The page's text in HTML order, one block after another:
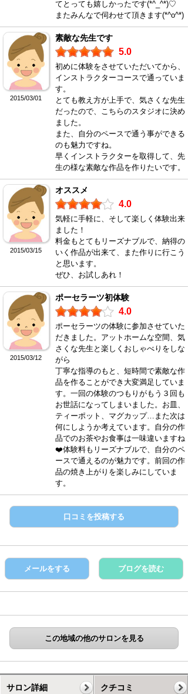
てとっても嬉しかったです(*^_^*)♡
またみんなで伺わせて頂きます(*^o^*)
2015/03/01
素敵な先生です
5.0
初めに体験をさせていただいてから、
インストラクターコースで通っていま
す。
とても教え方が上手で、気さくな先生
だったので、こちらのスタジオに決め
ました。
また、自分のペースで通う事ができる
のも魅力ですね。
早くインストラクターを取得して、先
生の様な素敵な作品を作りたいです。
2015/03/15
オススメ
4.0
気軽に手軽に、そして楽しく体験出来
ました！
料金もとてもリーズナブルで、納得の
いく作品が出来て、また作りに行こう
と思います。
ぜひ、お試しあれ！
2015/03/12
ポーセラーツ初体験
4.0
ポーセラーツの体験に参加させていた
だきました。アットホームな空間、気
さくな先生と楽しくおしゃべりをしな
がら
丁寧な指導のもと、短時間で素敵な作
品を作ることができ大変満足していま
す。一回の体験のつもりがもう３回も
お世話になってしまいました。お皿、
ティーポット、マグカップ…また次は
何にしようか考えています。自分の作
品でのお茶やお食事は一味違いますね
❤️体験料もリーズナブルで、自分のペ
ースで通えるのが魅力です。前回の作
品の焼き上がりを楽しみにしていま
す。
口コミを投稿する
メールをする ブログを読む
この地域の他のサロンを見る
サロン詳細 クチコミ